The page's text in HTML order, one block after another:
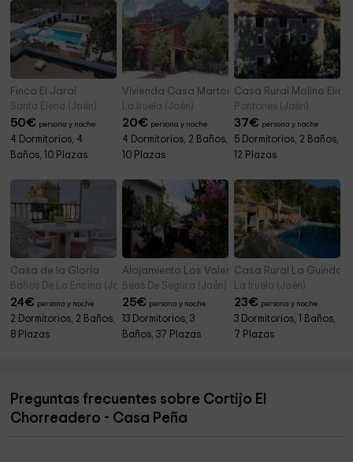
Finca El Jaral
Santa Elena (Jaén)
50€ persona y noche
4 Dormitorios, 4
Baños, 10 Plazas
Vivienda Casa Martorel
La Iruela (Jaén)
20€ persona y noche
4 Dormitorios, 2 Baños,
10 Plazas
Casa Rural Molino
Pontones (Jaén)
37€ persona y noche
5 Dormitorios, 2 Baños,
12 Plazas
Casa de la Gloria
Baños De La Encina (Jaén)
24€ persona y noche
2 Dormitorios, 2 Baños,
8 Plazas
Alojamiento Los Valeros
Beas De Segura (Jaén)
25€ persona y noche
13 Dormitorios, 3
Baños, 37 Plazas
Casa Rural La
La Iruela (Jaén)
23€ persona y noche
3 Dormitorios, 1 Baños,
7 Plazas
Preguntas frecuentes sobre Cortijo El
Chorreadero - Casa Peña